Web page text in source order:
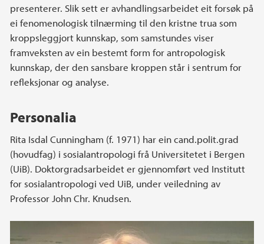
presenterer. Slik sett er avhandlingsarbeidet eit forsøk på
ei fenomenologisk tilnærming til den kristne trua som
kroppsleggjort kunnskap, som samstundes viser
framveksten av ein bestemt form for antropologisk
kunnskap, der den sansbare kroppen står i sentrum for
refleksjonar og analyse.
Personalia
Rita Isdal Cunningham (f. 1971) har ein cand.polit.grad
(hovudfag) i sosialantropologi frå Universitetet i Bergen
(UiB). Doktorgradsarbeidet er gjennomført ved Institutt
for sosialantropologi ved UiB, under veiledning av
Professor John Chr. Knudsen.